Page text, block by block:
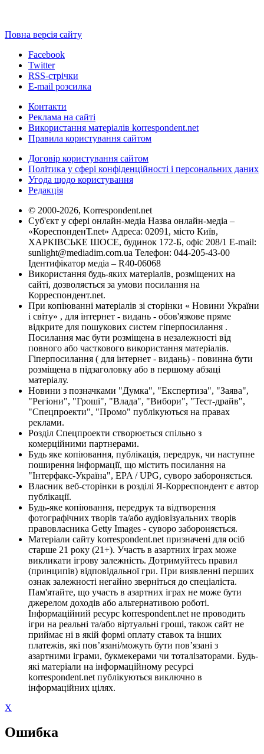
Повна версія сайту
Facebook
Twitter
RSS-стрічки
E-mail розсилка
Контакти
Реклама на сайті
Використання матеріалів korrespondent.net
Правила користування сайтом
Договір користування сайтом
Політика у сфері конфіденційності і персональних даних
Угода щодо користування
Редакція
© 2000-2026, Korrespondent.net
Суб'єкт у сфері онлайн-медіа Назва онлайн-медіа –
«КореспонденТ.net» Адреса: 02091, місто Київ,
ХАРКІВСЬКЕ ШОСЕ, будинок 172-Б, офіс 208/1 E-mail:
sunlight@mediadim.com.ua Телефон: 044-205-43-00
Ідентифікатор медіа – R40-06068
Використання будь-яких матеріалів, розміщених на
сайті, дозволяється за умови посилання на
Корреспондент.net.
При копіюванні матеріалів зі сторінки « Новини України
і світу» , для інтернет - видань - обов'язкове пряме
відкрите для пошукових систем гіперпосилання .
Посилання має бути розміщена в незалежності від
повного або часткового використання матеріалів.
Гіперпосилання ( для інтернет - видань) - повинна бути
розміщена в підзаголовку або в першому абзаці
матеріалу.
Новини з позначками "Думка", "Експертиза", "Заява",
"Регіони", "Гроші", "Влада", "Вибори", "Тест-драйв",
"Спецпроекти", "Промо" публікуються на правах
реклами.
Розділ Спецпроекти створюється спільно з
комерційними партнерами.
Будь яке копіювання, публікація, передрук, чи наступне
поширення інформації, що містить посилання на
"Інтерфакс-Україна", EPA / UPG, суворо забороняється.
Власник веб-сторінки в розділі Я-Корреспондент є автор
публікації.
Будь-яке копіювання, передрук та відтворення
фотографічних творів та/або аудіовізуальних творів
правовласника Getty Images - суворо забороняється.
Матеріали сайту korrespondent.net призначені для осіб
старше 21 року (21+). Участь в азартних іграх може
викликати ігрову залежність. Дотримуйтесь правил
(принципів) відповідальної гри. При виявленні перших
ознак залежності негайно зверніться до спеціаліста.
Пам'ятайте, що участь в азартних іграх не може бути
джерелом доходів або альтернативою роботі.
Інформаційний ресурс korrespondent.net не проводить
ігри на реальні та/або віртуальні гроші, також сайт не
приймає ні в якій формі оплату ставок та інших
платежів, які пов’язані/можуть бути пов’язані з
азартними іграми, букмекерами чи тоталізаторами. Будь-
які матеріали на інформаційному ресурсі
korrespondent.net публікуються виключно в
інформаційних цілях.
X
Ошибка